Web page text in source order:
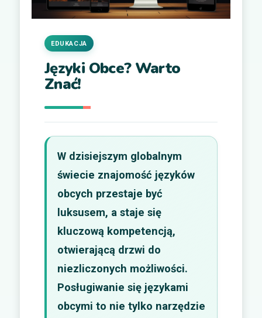
Języki Obce? Warto
Znać!
EDUKACJA
W dzisiejszym globalnym
świecie znajomość języków
obcych przestaje być
luksusem, a staje się
kluczową kompetencją,
otwierającą drzwi do
niezliczonych możliwości.
Posługiwanie się językami
obcymi to nie tylko narzędzie